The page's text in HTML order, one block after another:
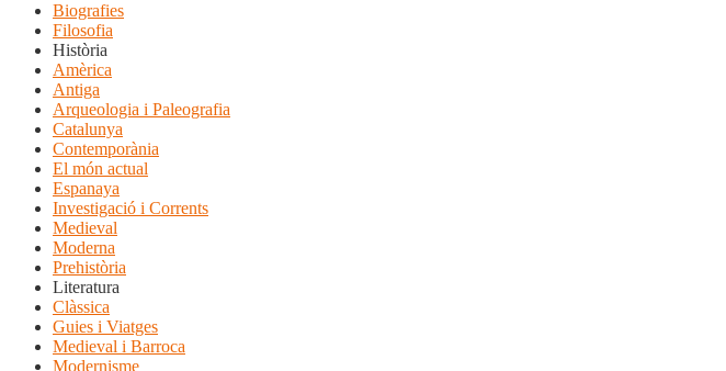
Biografies
Filosofia
Història
Amèrica
Antiga
Arqueologia i Paleografia
Catalunya
Contemporània
El món actual
Espanaya
Investigació i Corrents
Medieval
Moderna
Prehistòria
Literatura
Clàssica
Guies i Viatges
Medieval i Barroca
Modernisme